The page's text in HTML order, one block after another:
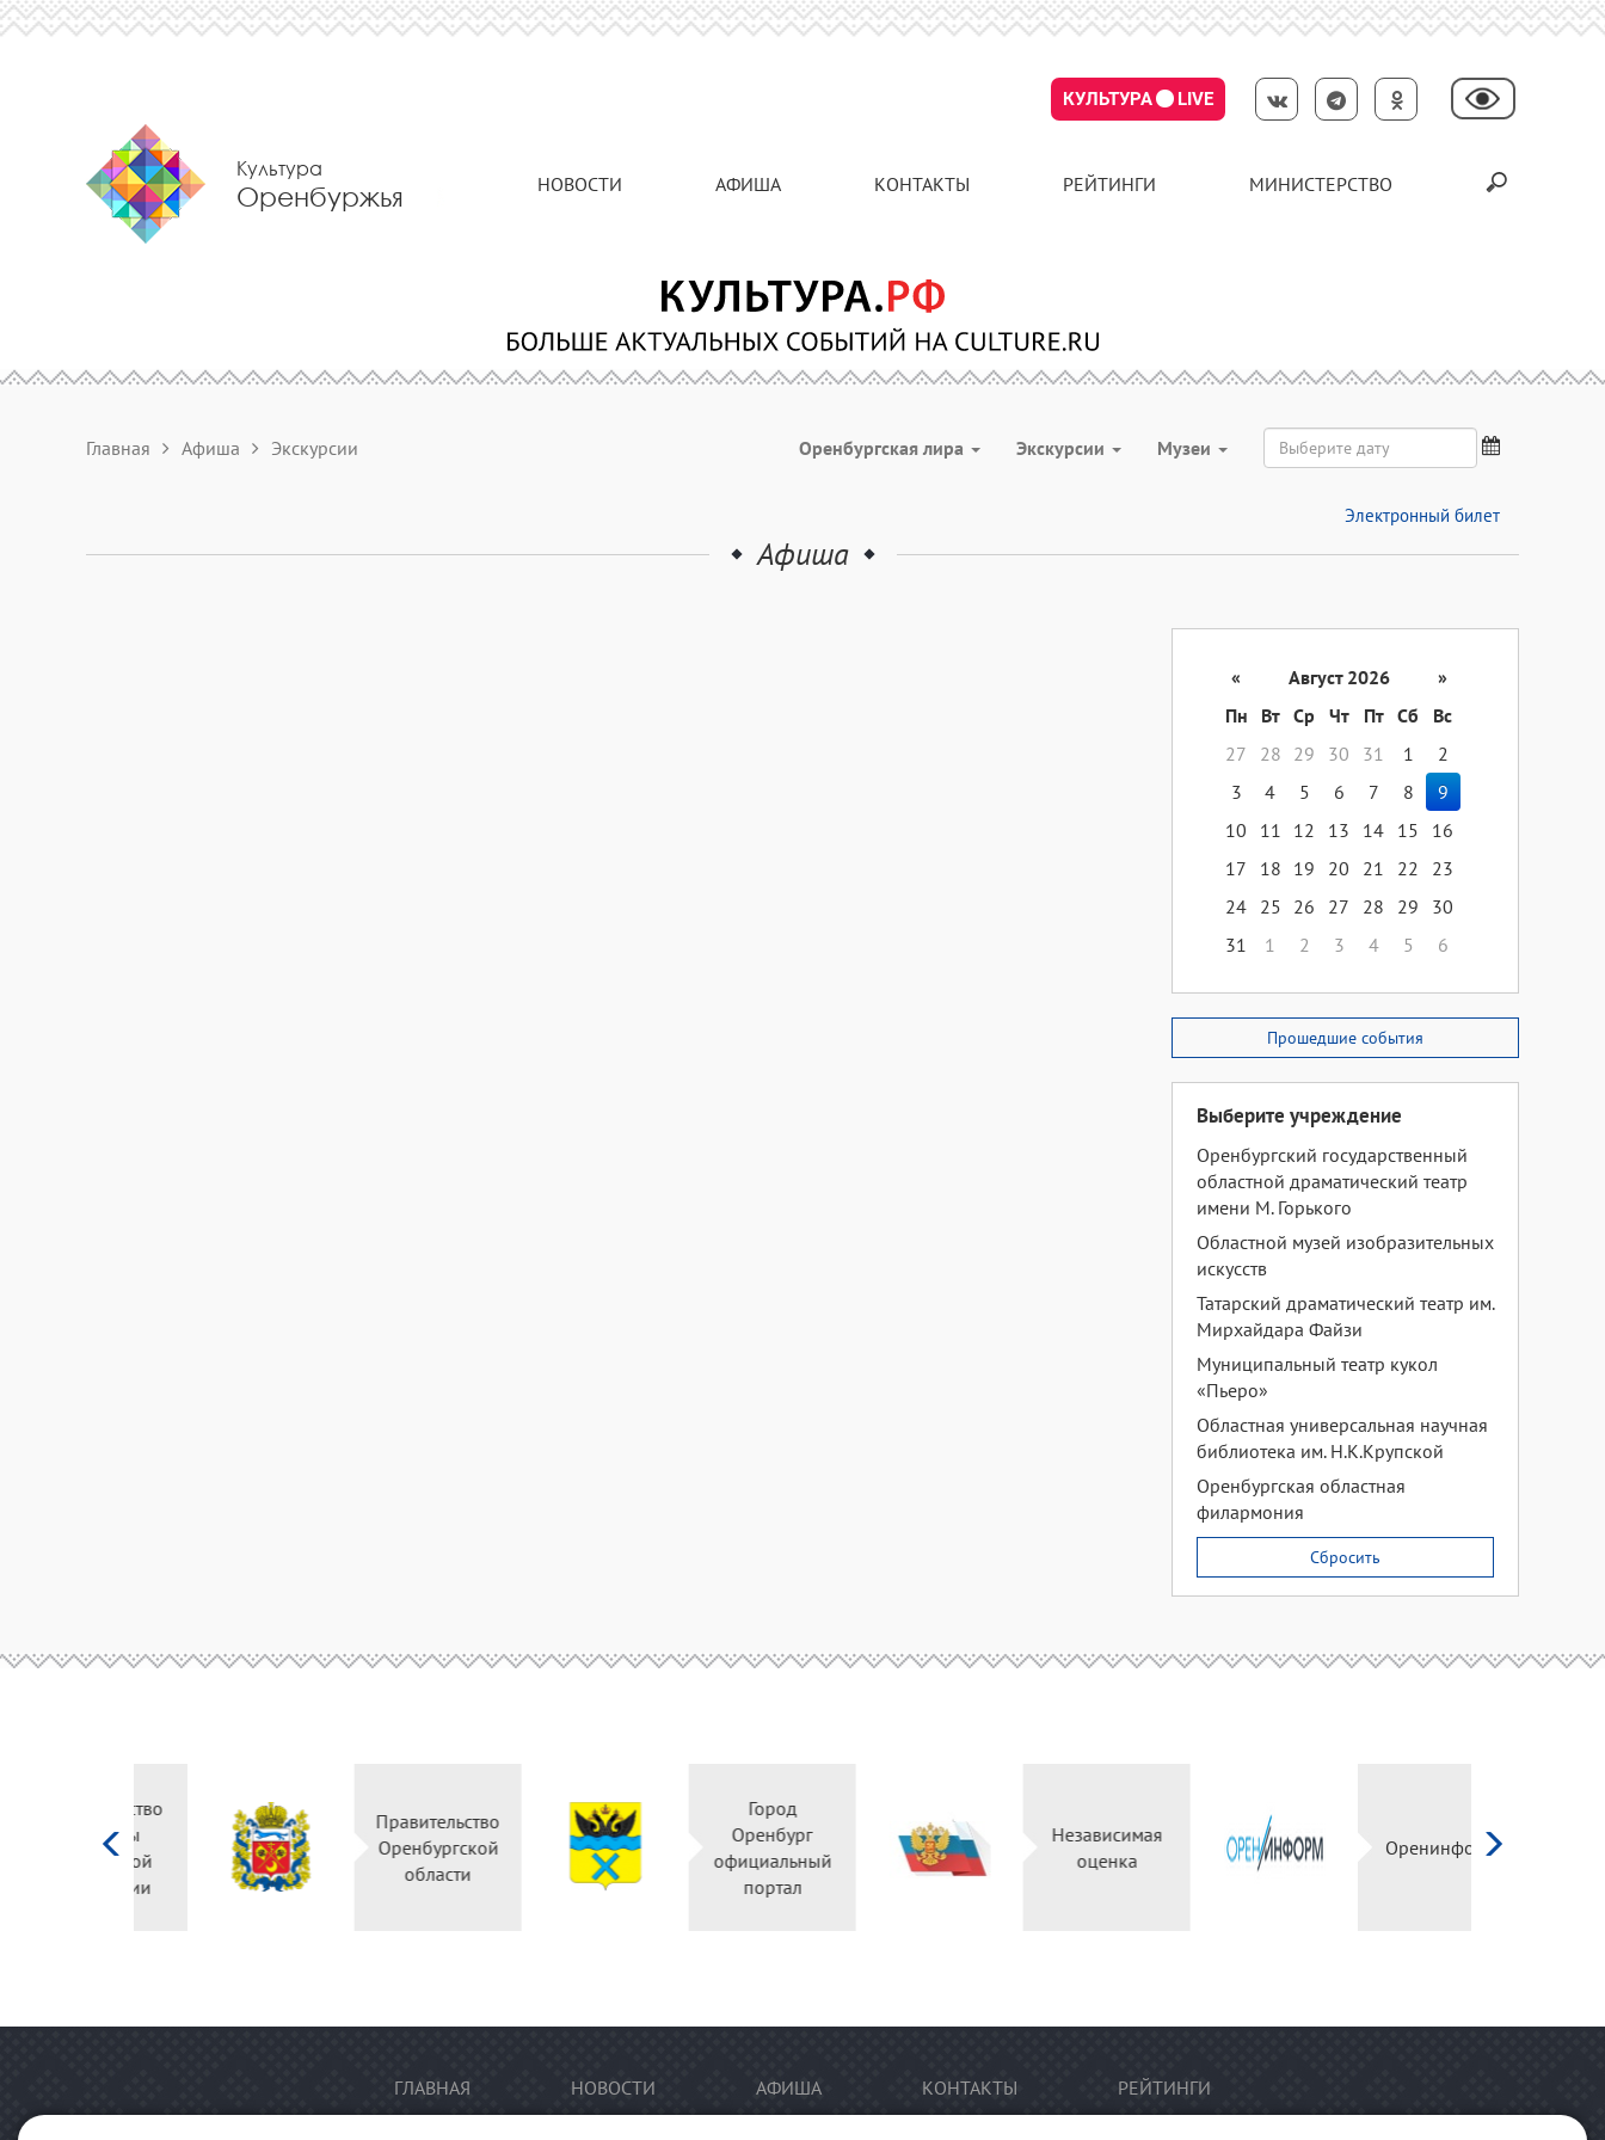
КУЛЬТУРА LIVE
Культура
Оренбуржья НОВОСТИ АФИША КОНТАКТЫ РЕЙТИНГИ МИНИСТЕРСТВО
Главная Афиша Экскурсии Оренбургская лира Экскурсии Музеи
Электронный билет
Афиша
« Август 2026
»
Пн
Вт Ср Чт Пт Сб
Вс
27
28 29 30 31 1
2
3
4 5 6 7 8
9
10
11 12 13 14 15
16
17
18 19 20 21 22
23
24 25 26 27 28 29
30
31
1 2 3 4 5 6
Прошедшие события
Выберите учреждение
Оренбургский государственный
областной драматический театр
имени М. Горького
Областной музей изобразительных
искусств
Татарский драматический театр им.
Мирхайдара Файзи
Муниципальный театр кукол
«Пьеро»
Областная универсальная научная
библиотека им. Н.К.Крупской
Оренбургская областная
филармония
Сбросить
Правительство
Оренбургской
области
Оренбург
официальный
портал
Независимая
оценка
Оренинформ
ГЛАВНАЯ НОВОСТИ АФИША КОНТАКТЫ РЕЙТИНГИ